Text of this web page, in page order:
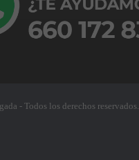
- Todos los derechos reservados.